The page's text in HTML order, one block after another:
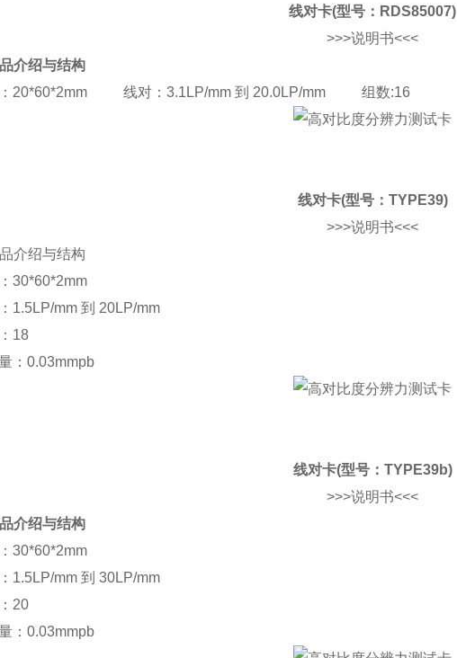
线对卡(型号：RDS85007)
>>>说明书<<<
介绍与结构
：20*60*2mm 线对：3.1LP/mm 到 20.0LP/mm 组数:16
线对卡(型号：TYPE39)
>>>说明书<<<
介绍与结构
30*60*2mm
1.5LP/mm 到 20LP/mm
18
：0.03mmpb
线对卡(型号：TYPE39b)
>>>说明书<<<
介绍与结构
30*60*2mm
1.5LP/mm 到 30LP/mm
20
：0.03mmpb